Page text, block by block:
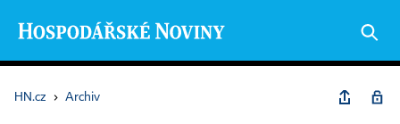
HN.cz › Archiv